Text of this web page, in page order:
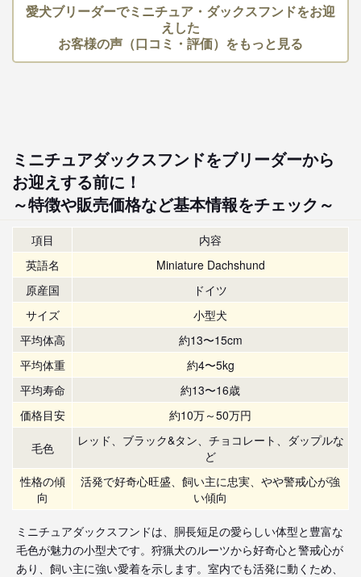
愛犬ブリーダーでミニチュア・ダックスフンドをお迎
えした
お客様の声（口コミ・評価）をもっと見る
ミニチュアダックスフンドをブリーダーから
お迎えする前に！
～特徴や販売価格など基本情報をチェック～
項目
内容
英語名
Miniature Dachshund
原産国
ドイツ
サイズ
小型犬
平均体高
約13〜15cm
平均体重
約4〜5kg
平均寿命
約13〜16歳
価格目安
約10万～50万円
毛色
レッド、ブラック&タン、チョコレート、ダップルな
ど
性格の傾
向
活発で好奇心旺盛、飼い主に忠実、やや警戒心が強
い傾向
ミニチュアダックスフンドは、胴長短足の愛らしい体型と豊富な
毛色が魅力の小型犬です。狩猟犬のルーツから好奇心と警戒心が
あり、飼い主に強い愛着を示します。室内でも活発に動くため、